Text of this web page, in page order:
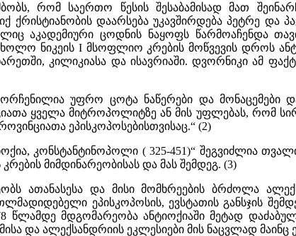
რომ საერთო წესის შესაბამისად მათ
ქრისტიანობის დაარსება უკავშირდება პეტრე
აკადემიური ცოდნის ნაყოფს წარმოაჩენდა
ნიკეის I მსოფლიო კრების მოწვევის დროს
კილიკიასა და ისავრიაში. დვორნიკი ამ
უფრო ცოტა ნაწერები და
ყველა მიტროპოლიტზე ან მის უფლებას, რომ
ეპისკოპოსებისთვისაც.“ (2)
კონსტანტინოპოლი ( 325-451)“ შეგვიძლია
მიმდინარეობისას და მას შემდეგ. (3)
ათანასესა და მისი მომხრეების ბრძოლა
ეპისკოპოსის, ევსტათის განსჯის
წლამდე მდგომარეობა ანტიოქიაში მეტად
და ალექსანდრიის ეკლესიები მის ნაცვლად მაინც